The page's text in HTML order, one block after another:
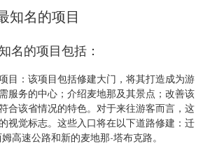
知名的项目
名的项目包括：
目：该项目包括修建大门，将其打造成为游
服务的中心；介绍麦地那及其景点；改善该
合该省情况的特色。对于来往游客而言，这
视觉标志。这些入口将在以下道路修建：迁
高速公路和新的麦地那-塔布克路。